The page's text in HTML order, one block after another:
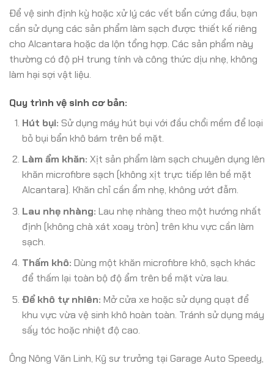
Để vệ sinh định kỳ hoặc xử lý các vết bẩn cứng đầu, bạn
cần sử dụng các sản phẩm làm sạch được thiết kế riêng
cho Alcantara hoặc da lộn tổng hợp. Các sản phẩm này
thường có độ pH trung tính và công thức dịu nhẹ, không
làm hại sợi vật liệu.
Quy trình vệ sinh cơ bản:
Hút bụi: Sử dụng máy hút bụi với đầu chổi mềm để loại
bỏ bụi bẩn khô bám trên bề mặt.
Làm ẩm khăn: Xịt sản phẩm làm sạch chuyên dụng lên
khăn microfibre sạch (không xịt trực tiếp lên bề mặt
Alcantara). Khăn chỉ cần ẩm nhẹ, không ướt đẫm.
Lau nhẹ nhàng: Lau nhẹ nhàng theo một hướng nhất
định (không chà xát xoay tròn) trên khu vực cần làm
sạch.
Thấm khô: Dùng một khăn microfibre khô, sạch khác
để thấm lại toàn bộ độ ẩm trên bề mặt vừa lau.
Để khô tự nhiên: Mở cửa xe hoặc sử dụng quạt để
khu vực vừa vệ sinh khô hoàn toàn. Tránh sử dụng máy
sấy tóc hoặc nhiệt độ cao.
Ông Nông Văn Linh, Kỹ sư trưởng tại Garage Auto Speedy,